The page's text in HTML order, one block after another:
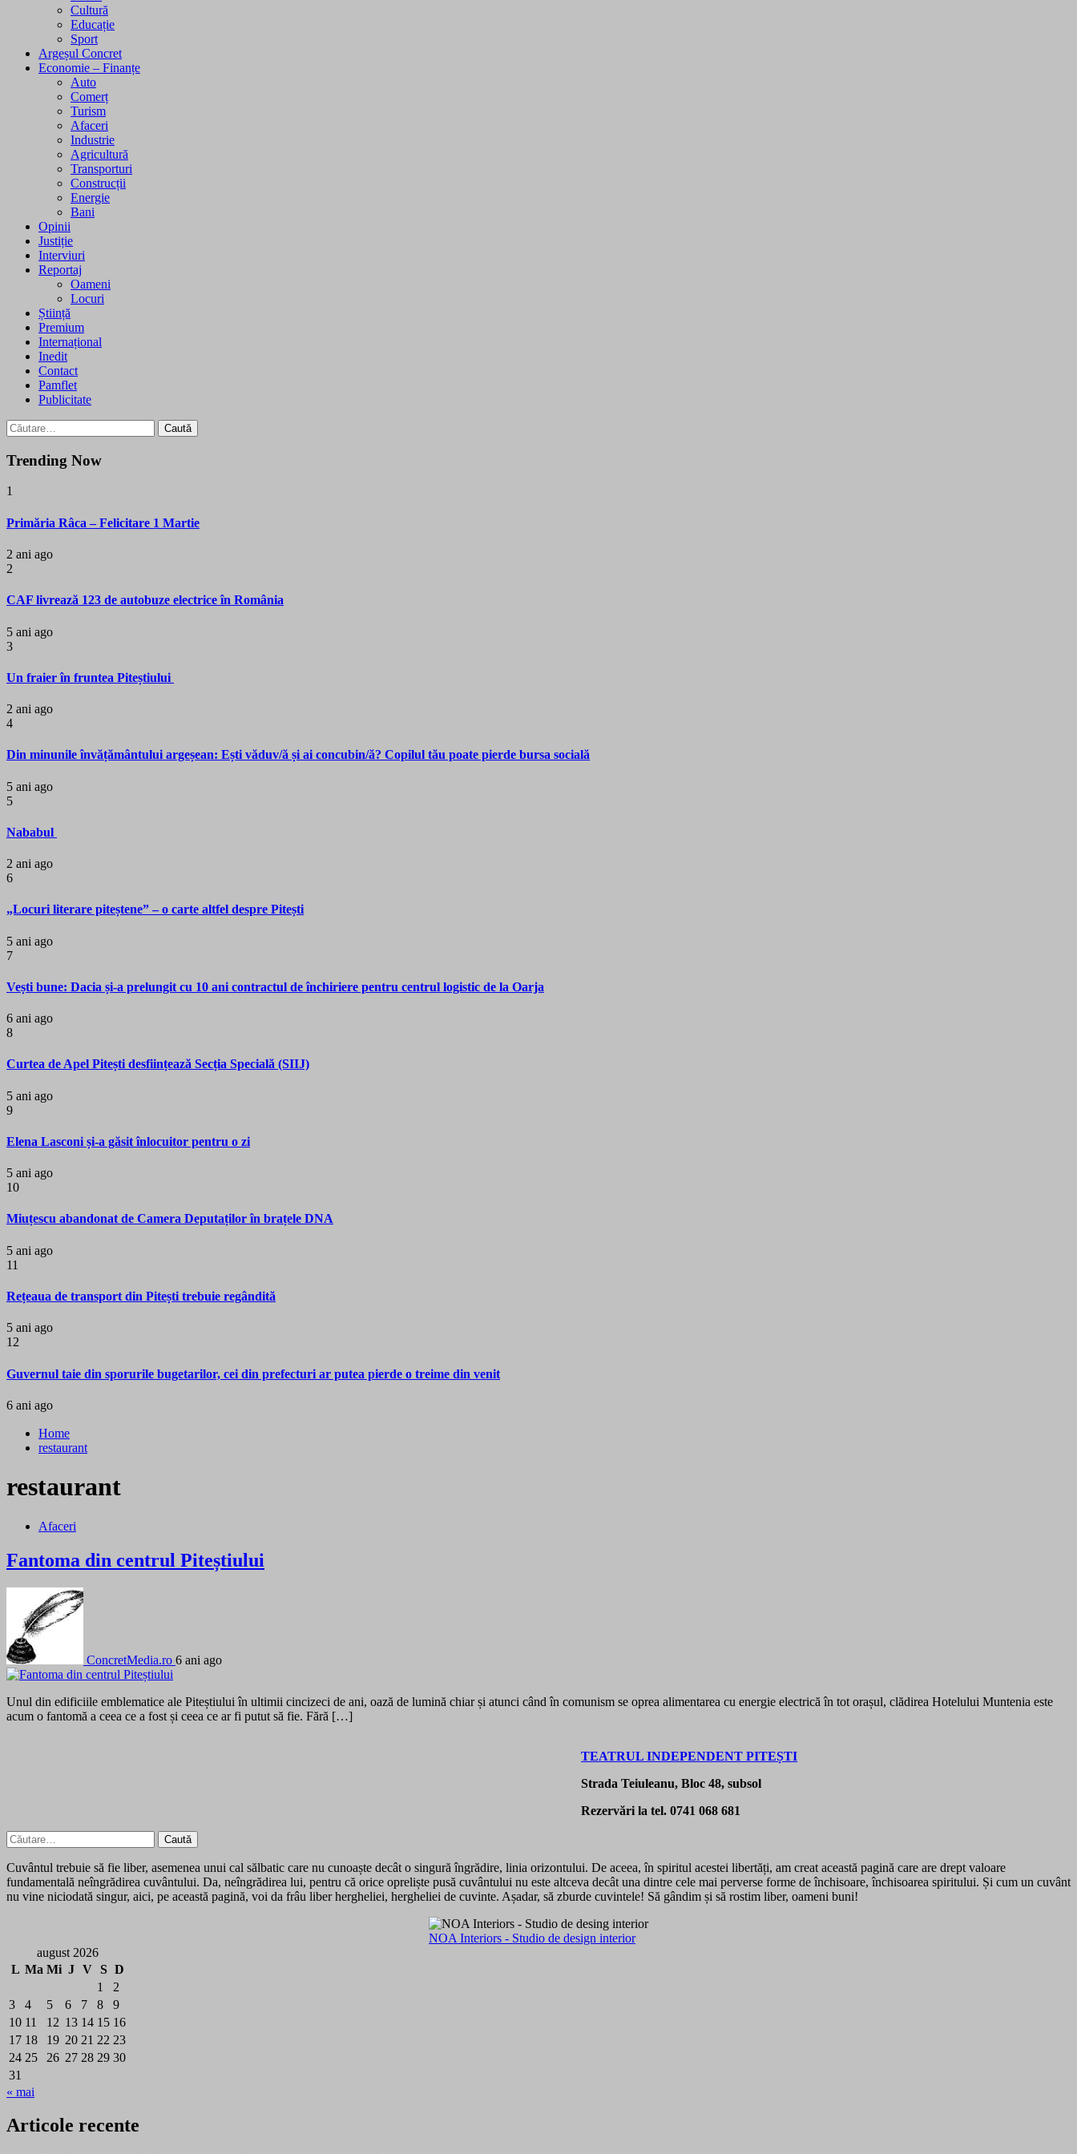
Cultură
Educație
Sport
Argeșul Concret
Economie – Finanțe
Auto
Comerț
Turism
Afaceri
Industrie
Agricultură
Transporturi
Construcții
Energie
Bani
Opinii
Justiție
Interviuri
Reportaj
Oameni
Locuri
Știință
Premium
Internațional
Inedit
Contact
Pamflet
Publicitate
Caută
după:
Trending Now
1
Primăria Râca – Felicitare 1 Martie
2 ani ago
2
CAF livrează 123 de autobuze electrice în România
5 ani ago
3
Un fraier în fruntea Piteștiului
2 ani ago
4
Din minunile învățământului argeșean: Ești văduv/ă și ai concubin/ă? Copilul tău poate pierde bursa socială
5 ani ago
5
Nababul
2 ani ago
6
„Locuri literare piteștene” – o carte altfel despre Pitești
5 ani ago
7
Vești bune: Dacia și-a prelungit cu 10 ani contractul de închiriere pentru centrul logistic de la Oarja
6 ani ago
8
Curtea de Apel Pitești desființează Secția Specială (SIIJ)
5 ani ago
9
Elena Lasconi și-a găsit înlocuitor pentru o zi
5 ani ago
10
Miuțescu abandonat de Camera Deputaților în brațele DNA
5 ani ago
11
Rețeaua de transport din Pitești trebuie regândită
5 ani ago
12
Guvernul taie din sporurile bugetarilor, cei din prefecturi ar putea pierde o treime din venit
6 ani ago
Home
restaurant
restaurant
Afaceri
Fantoma din centrul Piteștiului
ConcretMedia.ro 6 ani ago
Unul din edificiile emblematice ale Piteștiului în ultimii cincizeci de ani, oază de lumină chiar și atunci când în comunism se oprea alimentarea cu energie electrică în tot orașul, clădirea Hotelului Muntenia este
acum o fantomă a ceea ce a fost și ceea ce ar fi putut să fie. Fără […]
TEATRUL INDEPENDENT PITEȘTI
Strada Teiuleanu, Bloc 48, subsol
Rezervări la tel. 0741 068 681
Caută
după:
Cuvântul trebuie să fie liber, asemenea unui cal sălbatic care nu cunoaște decât o singură îngrădire, linia orizontului. De aceea, în spiritul acestei libertăți, am creat această pagină care are drept valoare
fundamentală neîngrădirea cuvântului. Da, neîngrădirea lui, pentru că orice opreliște pusă cuvântului nu este altceva decât una dintre cele mai perverse forme de închisoare, închisoarea spiritului. Și cum un cuvânt
nu vine niciodată singur, aici, pe această pagină, voi da frâu liber hergheliei, hergheliei de cuvinte. Așadar, să zburde cuvintele! Să gândim și să rostim liber, oameni buni!
NOA Interiors - Studio de design interior
august 2026
L Ma Mi J V S D
1
2
3
4 5 6 7 8
9
10 11 12 13 14 15 16
17 18 19 20 21 22 23
24 25 26 27 28 29 30
31
« mai
Articole recente